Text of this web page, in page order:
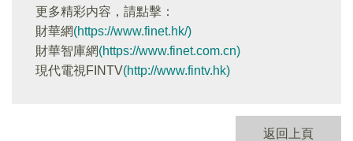
更多精彩内容，請點擊：
財華網(https://www.finet.hk/)
財華智庫網(https://www.finet.com.cn)
現代電視FINTV(http://www.fintv.hk)
返回上頁